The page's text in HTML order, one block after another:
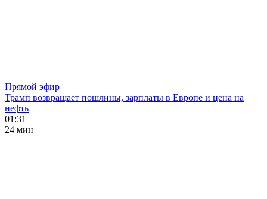
Прямой эфир
Трамп возвращает пошлины, зарплаты в Европе и цена на
нефть
01:31
24 мин